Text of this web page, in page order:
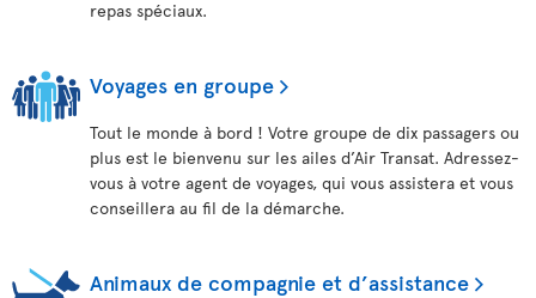
repas spéciaux.
Voyages en groupe
Tout le monde à bord ! Votre groupe de dix passagers ou
plus est le bienvenu sur les ailes d’Air Transat. Adressez-
vous à votre agent de voyages, qui vous assistera et vous
conseillera au fil de la démarche.
Animaux de compagnie et d’assistance